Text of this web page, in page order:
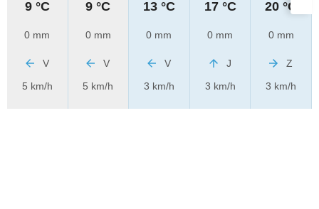
9 °C
0 mm
V
5 km/h
9 °C
0 mm
V
5 km/h
13 °C
0 mm
V
3 km/h
17 °C
0 mm
J
3 km/h
20 °C
0 mm
Z
3 km/h